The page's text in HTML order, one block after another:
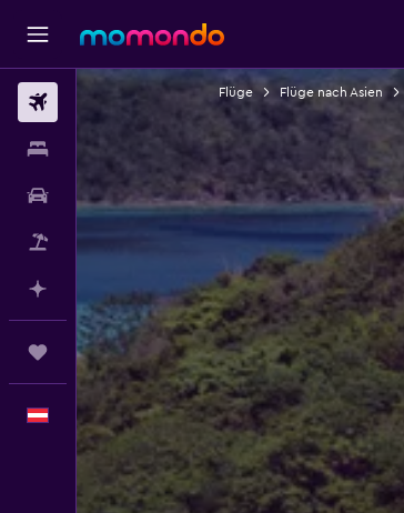
Unterkünfte
Mietwagen
Mit KI planen
Trips
Deutsch
Flüge Flüge nach Asien